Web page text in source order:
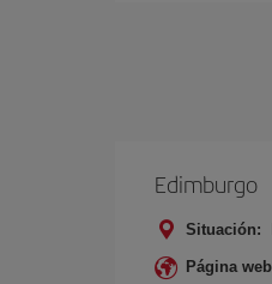
Edimburgo
Situación:
Página